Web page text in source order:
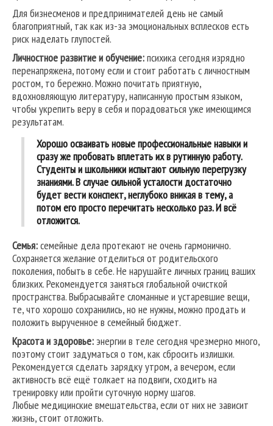
Для бизнесменов и предпринимателей день не самый
благоприятный, так как из-за эмоциональных всплесков есть
риск наделать глупостей.
Личностное развитие и обучение:психика сегодня изрядно
перенапряжена, потому если и стоит работать с личностным
ростом, то бережно. Можно почитать приятную,
вдохновляющую литературу, написанную простым языком,
чтобы укрепить веру в себя и порадоваться уже имеющимся
результатам.
Хорошо осваивать новые профессиональные навыки и
сразу же пробовать вплетать их в рутинную работу.
Студенты и школьники испытают сильную перегрузку
знаниями. В случае сильной усталости достаточно
будет вести конспект, неглубоко вникая в тему, а
потом его просто перечитать несколько раз. И всё
отложится.
Семья:семейные дела протекают не очень гармонично.
Сохраняется желание отделиться от родительского
поколения, побыть в себе. Не нарушайте личных границ ваших
близких. Рекомендуется заняться глобальной очисткой
пространства. Выбрасывайте сломанные и устаревшие вещи,
те, что хорошо сохранились, но не нужны, можно продать и
положить вырученное в семейный бюджет.
Красота и здоровье:энергии в теле сегодня чрезмерно много,
поэтому стоит задуматься о том, как сбросить излишки.
Рекомендуется сделать зарядку утром, а вечером, если
активность всё ещё толкает на подвиги, сходить на
тренировку или пройти суточную норму шагов.
Любые медицинские вмешательства, если от них не зависит
жизнь, стоит отложить.